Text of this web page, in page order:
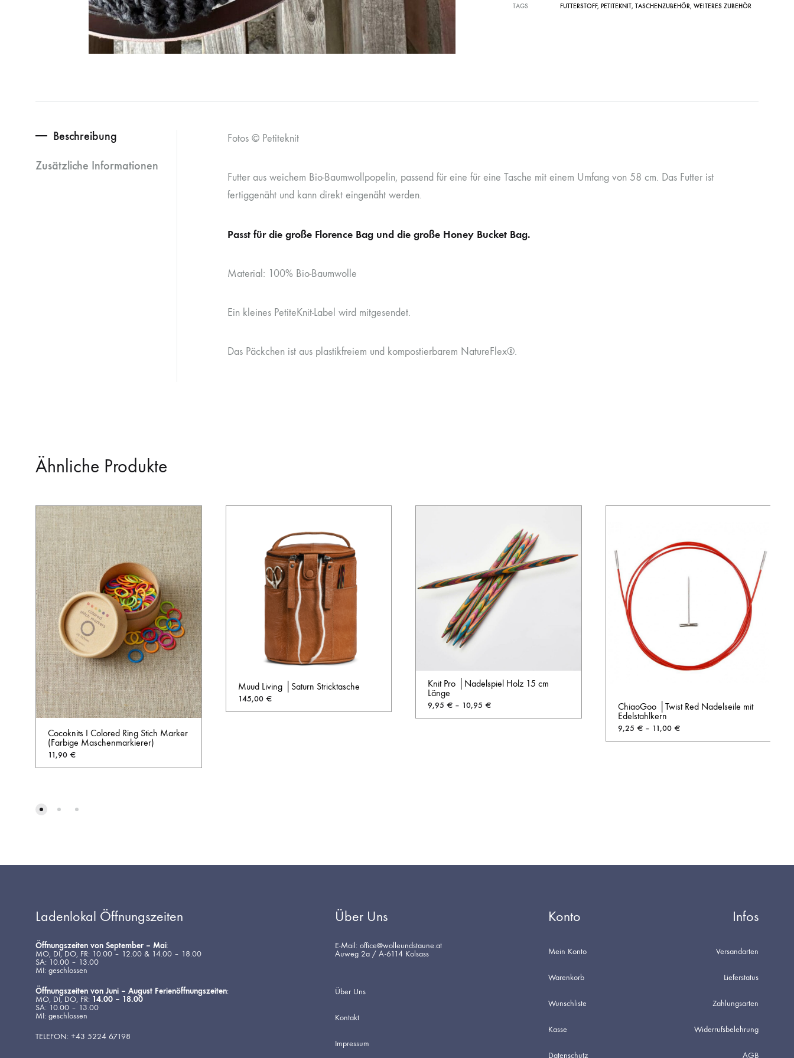
TAGS
FUTTERSTOFF, PETITEKNIT, TASCHENZUBEHÖR, WEITERES ZUBEHÖR
Beschreibung
Zusätzliche Informationen
Fotos © Petiteknit
Futter aus weichem Bio-Baumwollpopelin, passend für eine für eine Tasche mit einem Umfang von 58 cm. Das Futter ist
fertiggenäht und kann direkt eingenäht werden.
Passt für die große Florence Bag und die große Honey Bucket Bag.
Material: 100% Bio-Baumwolle
Ein kleines PetiteKnit-Label wird mitgesendet.
Das Päckchen ist aus plastikfreiem und kompostierbarem NatureFlex®.
Ähnliche Produkte
Cocoknits I Colored Ring Stich Marker
(Farbige Maschenmarkierer)
11,90 €
Muud Living │Saturn Stricktasche
145,00 €
Knit Pro │Nadelspiel Holz 15 cm
Länge
9,95€ – 10,95€
ChiaoGoo │Twist Red Nadelseile mit
Edelstahlkern
9,25 €– 11,00 €
Ladenlokal Öffnungszeiten
Öffnungszeiten von September – Mai:
MO, DI, DO, FR: 10.00 – 12.00 & 14.00 – 18.00
SA: 10.00 – 13.00
MI: geschlossen
Öffnungszeiten von Juni – August Ferienöffnungszeiten:
MO, DI, DO, FR: 14.00 – 18.00
SA: 10.00 – 13.00
MI: geschlossen
TELEFON: +43 5224 67198
Über Uns
E-Mail: office@wolleundstaune.at
Auweg 2a / A-6114 Kolsass
Über Uns
Kontakt
Impressum
Konto
Mein Konto
Warenkorb
Wunschliste
Kasse
Datenschutz
Infos
Versandarten
Lieferstatus
Zahlungsarten
Widerrufsbelehrung
AGB